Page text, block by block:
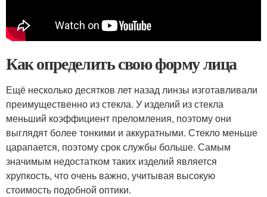
Как определить свою форму лица
Ещё несколько десятков лет назад линзы изготавливали
преимущественно из стекла. У изделий из стекла
меньший коэффициент преломления, поэтому они
выглядят более тонкими и аккуратными. Стекло меньше
царапается, поэтому срок службы больше. Самым
значимым недостатком таких изделий является
хрупкость, что очень важно, учитывая высокую
стоимость подобной оптики.